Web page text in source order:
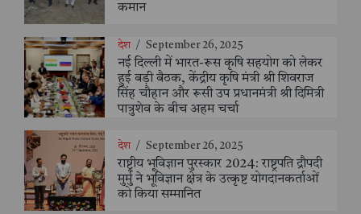
कमान
देश / September 26, 2025
नई दिल्ली में भारत-रूस कृषि सहयोग को लेकर
हुई बड़ी बैठक, केंद्रीय कृषि मंत्री श्री शिवराज
सिंह चौहान और रूसी उप प्रधानमंत्री श्री दिमित्री
पात्रुशेव के बीच अहम चर्चा
देश / September 26, 2025
राष्ट्रीय भूविज्ञान पुरस्कार 2024: राष्ट्रपति द्रौपदी
मुर्मु ने भूविज्ञान क्षेत्र के उत्कृष्ट योगदानकर्ताओं
को किया सम्मानित